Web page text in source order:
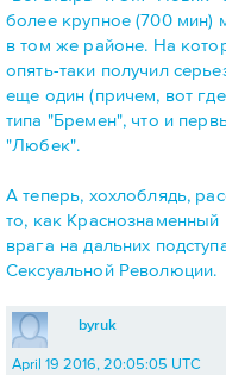
более крупное (700 мин)
в том же районе. На
опять-таки получил
еще один (причем, вот
типа "Бремен", что и
"Любек".
А теперь, хохлоблядь,
то, как
врага на дальних
Сексуальной Революции.
byruk
April 19 2016, 20:05:05 UTC